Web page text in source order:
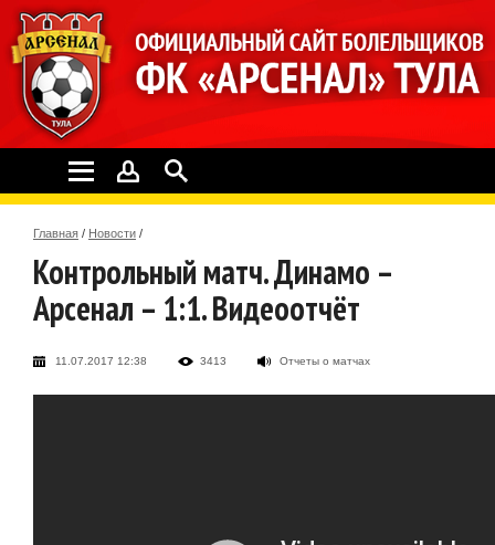
Главная / Новости /
Контрольный матч. Динамо –
Арсенал – 1:1. Видеоотчёт
11.07.2017 12:38 3413 Отчеты о матчах